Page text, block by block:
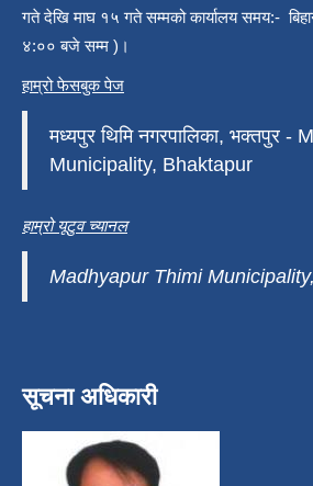
गते देखि माघ १५ गते सम्मको कार्यालय समय:-
४:०० बजे सम्म )।
हाम्रो फेसबुक पेज
मध्यपुर थिमि नगरपालिका, भक्तपुर
Municipality, Bhaktapur
हाम्रो यूटुव च्यानल
Madhyapur Thimi
सूचना अधिकारी